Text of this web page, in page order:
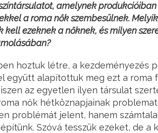
amelynek
a roma nők szembesülnek.
kell ezeknek a nőknek, és milyen
hoztuk létre, a kezdeményezés
együtt alapítottuk meg ezt a roma
az egyetlen ilyen társulat
nők hétköznapjainak
problémát jelent, hanem
Szóvá tesszük ezeket, de a